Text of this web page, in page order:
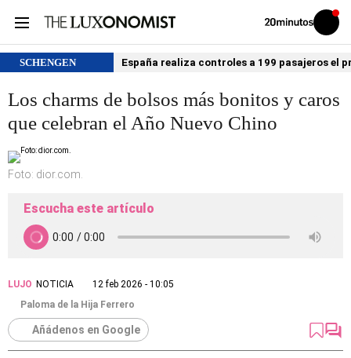
Volver
Iniciar
sesión
SCHENGEN España realiza controles a 199 pasajeros el
Los charms de bolsos más bonitos y caros
que celebran el Año Nuevo Chino
Foto: dior.com.
Escucha este artículo
LUJO NOTICIA
12 feb 2026 - 10:05
Paloma de la Hija Ferrero
Añádenos en Google